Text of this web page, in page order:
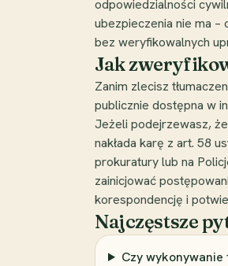
odpowiedzialności
ubezpieczenia nie ma
bez weryfikowalnych
Jak
Zanim zlecisz
publicznie dostępna w
Jeżeli podejrzewasz,
nakłada karę z art. 58
prokuratury lub na
zainicjować
korespondencję i
Najczęstsze
Czy